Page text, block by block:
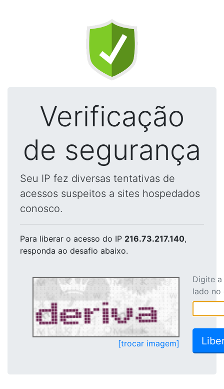
Verificação
de segurança
Seu IP fez diversas tentativas de
acessos suspeitos a sites hospedados
conosco.
Para liberar o acesso do IP 216.73.217.140,
responda ao desafio abaixo.
[trocar imagem]
Digite
lado no